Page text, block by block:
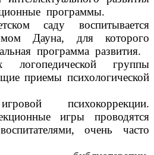
программы.
саду воспитывается
Дауна, для которого
программа развития.
группы
приемы психологической
психокоррекции.
игры проводятся
очень часто